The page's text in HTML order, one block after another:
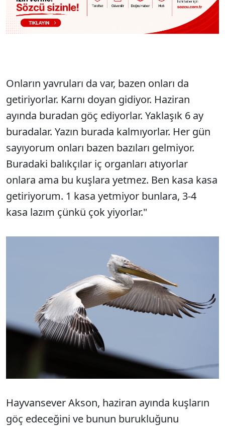
Onların yavruları da var, bazen onları da
getiriyorlar. Karnı doyan gidiyor. Haziran
ayında buradan göç ediyorlar. Yaklaşık 6 ay
buradalar. Yazın burada kalmıyorlar. Her gün
sayıyorum onları bazen bazıları gelmiyor.
Buradaki balıkçılar iç organları atıyorlar
onlara ama bu kuşlara yetmez. Ben kasa kasa
getiriyorum. 1 kasa yetmiyor bunlara, 3-4
kasa lazım çünkü çok yiyorlar."
Hayvansever Akson, haziran ayında kuşların
göç edeceğini ve bunun burukluğunu